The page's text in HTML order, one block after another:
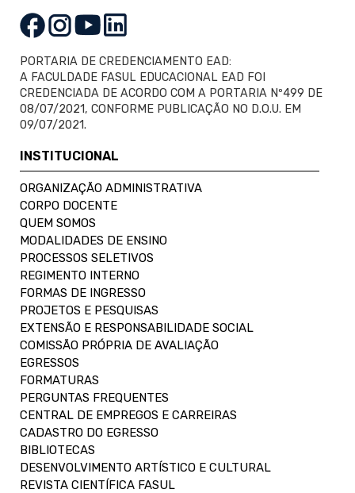
PORTARIA DE CREDENCIAMENTO EAD:
A FACULDADE FASUL EDUCACIONAL EAD FOI
CREDENCIADA DE ACORDO COM A PORTARIA Nº499 DE
08/07/2021, CONFORME PUBLICAÇÃO NO D.O.U. EM
09/07/2021.
INSTITUCIONAL
ORGANIZAÇÃO ADMINISTRATIVA
CORPO DOCENTE
QUEM SOMOS
MODALIDADES DE ENSINO
PROCESSOS SELETIVOS
REGIMENTO INTERNO
FORMAS DE INGRESSO
PROJETOS E PESQUISAS
EXTENSÃO E RESPONSABILIDADE SOCIAL
COMISSÃO PRÓPRIA DE AVALIAÇÃO
EGRESSOS
FORMATURAS
PERGUNTAS FREQUENTES
CENTRAL DE EMPREGOS E CARREIRAS
CADASTRO DO EGRESSO
BIBLIOTECAS
DESENVOLVIMENTO ARTÍSTICO E CULTURAL
REVISTA CIENTÍFICA FASUL